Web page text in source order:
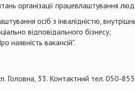
організації працевлаштування
осіб з інвалідністю,
відповідального бізнесу;
наявність вакансій".
Головна, 33. Контактний тел. 050-